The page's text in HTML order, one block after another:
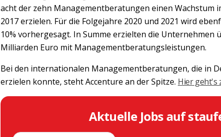
acht der zehn Managementberatungen einen Wachstum
2017 erzielen. Für die Folgejahre 2020 und 2021 wird
10% vorhergesagt. In Summe erzielten die Unternehmen
Milliarden Euro mit Managementberatungsleistungen.
Bei den internationalen Managementberatungen, die in
erzielen konnte, steht Accenture an der Spitze. Hier geht's
Aktuelle Jobs auf